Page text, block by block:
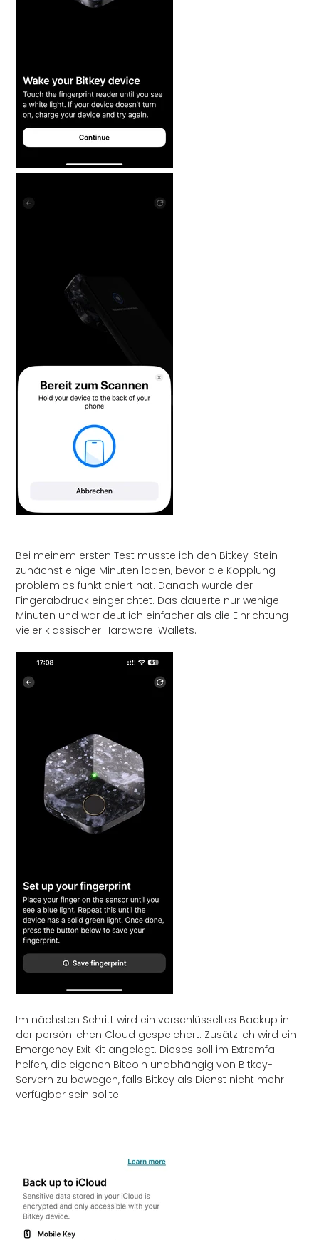
Bei meinem ersten Test musste ich den Bitkey-Stein
zunächst einige Minuten laden, bevor die Kopplung
problemlos funktioniert hat. Danach wurde der
Fingerabdruck eingerichtet. Das dauerte nur wenige
Minuten und war deutlich einfacher als die Einrichtung
vieler klassischer Hardware-Wallets.
Im nächsten Schritt wird ein verschlüsseltes Backup in
der persönlichen Cloud gespeichert. Zusätzlich wird ein
Emergency Exit Kit angelegt. Dieses soll im Extremfall
helfen, die eigenen Bitcoin unabhängig von Bitkey-
Servern zu bewegen, falls Bitkey als Dienst nicht mehr
verfügbar sein sollte.